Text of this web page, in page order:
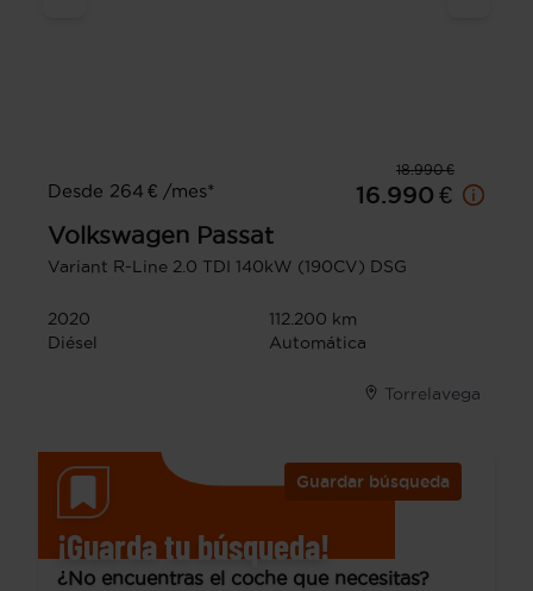
18.990 €
Desde 264 € /mes*
16.990 €
Volkswagen Passat
Variant R-Line 2.0 TDI 140kW (190CV) DSG
2020
112.200 km
Diésel
Automática
Torrelavega
Guardar búsqueda
¡Guarda tu búsqueda!
¿No encuentras el coche que necesitas?